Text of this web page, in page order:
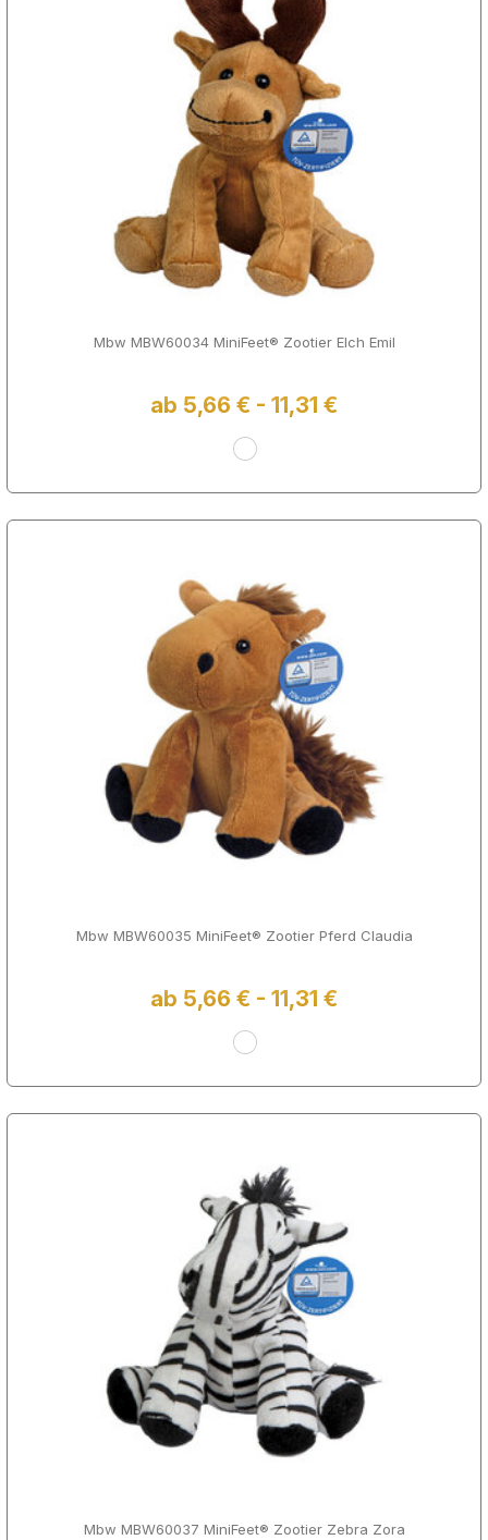
Mbw MBW60034 MiniFeet® Zootier Elch Emil
ab 5,66 € - 11,31 €
Mbw MBW60035 MiniFeet® Zootier Pferd Claudia
ab 5,66 € - 11,31 €
Mbw MBW60037 MiniFeet® Zootier Zebra Zora